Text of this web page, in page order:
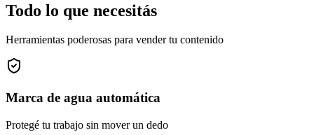
Todo lo que necesitás
Herramientas poderosas para vender tu contenido
Marca de agua automática
Protegé tu trabajo sin mover un dedo